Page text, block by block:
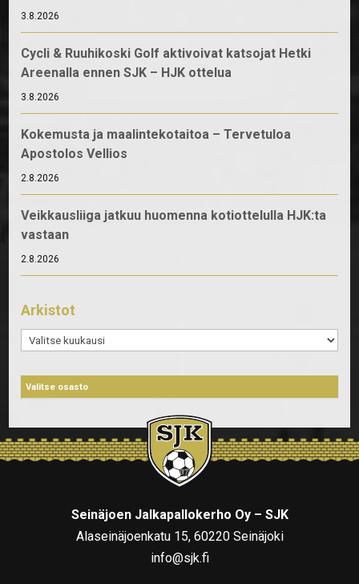
3.8.2026
Cycli & Ruuhikoski Golf aktivoivat katsojat Hetki
Areenalla ennen SJK – HJK ottelua
3.8.2026
Kokemusta ja maalintekotaitoa – Tervetuloa
Apostolos Vellios
2.8.2026
Veikkausliiga jatkuu huomenna kotiottelulla HJK:ta
vastaan
2.8.2026
Arkistot
Arkistot
Seinäjoen Jalkapallokerho Oy – SJK
Alaseinäjoenkatu 15, 60220 Seinäjoki
info@sjk.fi